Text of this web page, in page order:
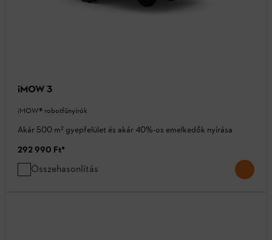
iMOW 3
iMOW® robotfűnyírók
Akár 500 m² gyepfelület és akár 40%-os emelkedők nyírása
292 990 Ft*
Összehasonlítás